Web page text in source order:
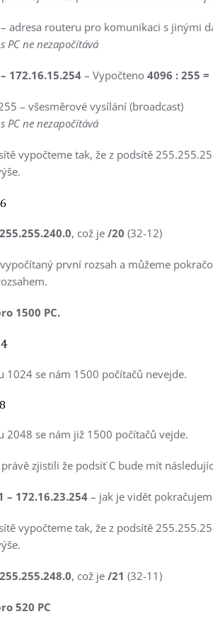
adresa routeru pro komunikaci s jinými
PC ne nezapočítává
172.16.15.254 – Vypočteno 4096 : 255 =
– všesměrové vysílání (broadcast)
PC ne nezapočítává
vypočteme tak, že z podsítě
255.255.240.0, což je /20 (32-12)
první rozsah a můžeme
1500 PC.
1024 se nám 1500 počítačů nevejde.
2048 se nám již 1500 počítačů vejde.
zjistili že podsíť C bude mít
– 172.16.23.254– jak je vidět
vypočteme tak, že z podsítě
255.255.248.0, což je /21 (32-11)
520 PC